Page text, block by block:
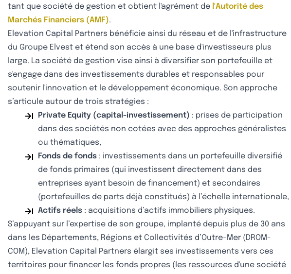
tant que société de gestion et obtient l'agrément de l'Autorité des
Marchés Financiers (AMF).
Elevation Capital Partners bénéficie ainsi du réseau et de l'infrastructure
du Groupe Elvest et étend son accès à une base d'investisseurs plus
large. La société de gestion vise ainsi à diversifier son portefeuille et
s'engage dans des investissements durables et responsables pour
soutenir l'innovation et le développement économique. Son approche
s’articule autour de trois stratégies :
Private Equity (capital-investissement) : prises de participation
dans des sociétés non cotées avec des approches généralistes
ou thématiques,
Fonds de fonds : investissements dans un portefeuille diversifié
de fonds primaires (qui investissent directement dans des
entreprises ayant besoin de financement) et secondaires
(portefeuilles de parts déjà constitués) à l’échelle internationale,
Actifs réels : acquisitions d’actifs immobiliers physiques.
S’appuyant sur l’expertise de son groupe, implanté depuis plus de 30 ans
dans les Départements, Régions et Collectivités d’Outre-Mer (DROM-
COM), Elevation Capital Partners élargit ses investissements vers ces
territoires pour financer les fonds propres (les ressources d'une société